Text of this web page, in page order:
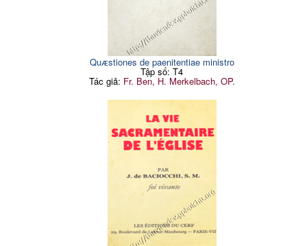
Quᴁstiones de paenitentiae ministro
Tập số: T4
Tác giả: Fr. Ben, H. Merkelbach, OP.